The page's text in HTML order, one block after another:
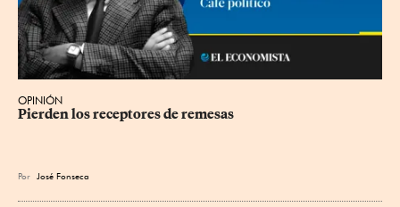
OPINIÓN
Pierden los receptores de remesas
Por José Fonseca